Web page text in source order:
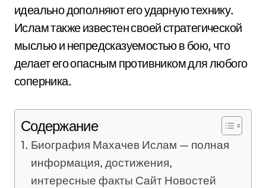
идеально дополняют его ударную технику.
Ислам также известен своей стратегической
мыслью и непредсказуемостью в бою, что
делает его опасным противником для любого
соперника.
Содержание
Биография Махачев Ислам — полная
информация, достижения,
интересные факты Сайт Новостей